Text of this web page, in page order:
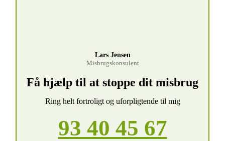
Lars Jensen
Misbrugskonsulent
Få hjælp til at stoppe dit misbrug
Ring helt fortroligt og uforpligtende til mig
93 40 45 67